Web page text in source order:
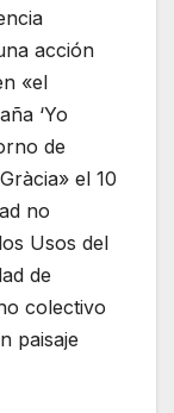
acción
«el
‘Yo
de
el 10
no
Usos del
de
colectivo
paisaje